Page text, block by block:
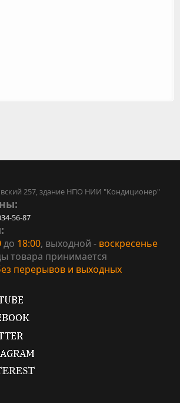
257, здание НПО НИИ "Кондиционер"
56-87
до 18:00, выходной - воскресенье
товара принимается
перерывов и выходных